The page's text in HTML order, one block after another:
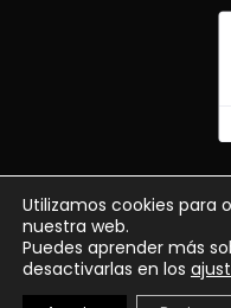
Utilizamos cookies para
nuestra web.
Puedes aprender más
desactivarlas en los